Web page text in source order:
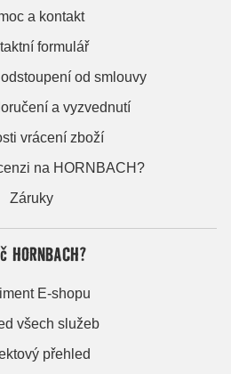
a kontakt
formulář
od smlouvy
a vyzvednutí
vrácení zboží
na HORNBACH?
Záruky
HORNBACH?
E-shopu
všech služeb
přehled